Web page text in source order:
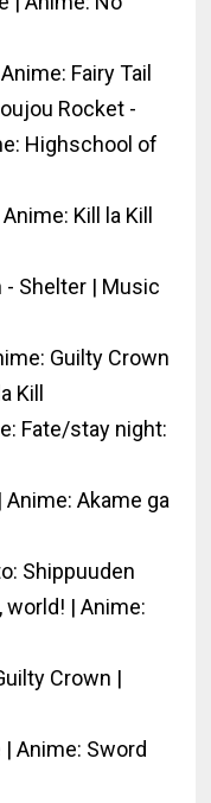
Fairy Tail
Rocket -
Highschool of
Kill la Kill
- Shelter | Music
Guilty Crown
Kill
Fate/stay night:
Akame ga
Shippuuden
world! | Anime:
Crown |
Anime: Sword